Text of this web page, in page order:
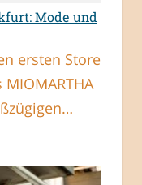
Mode und
ersten Store